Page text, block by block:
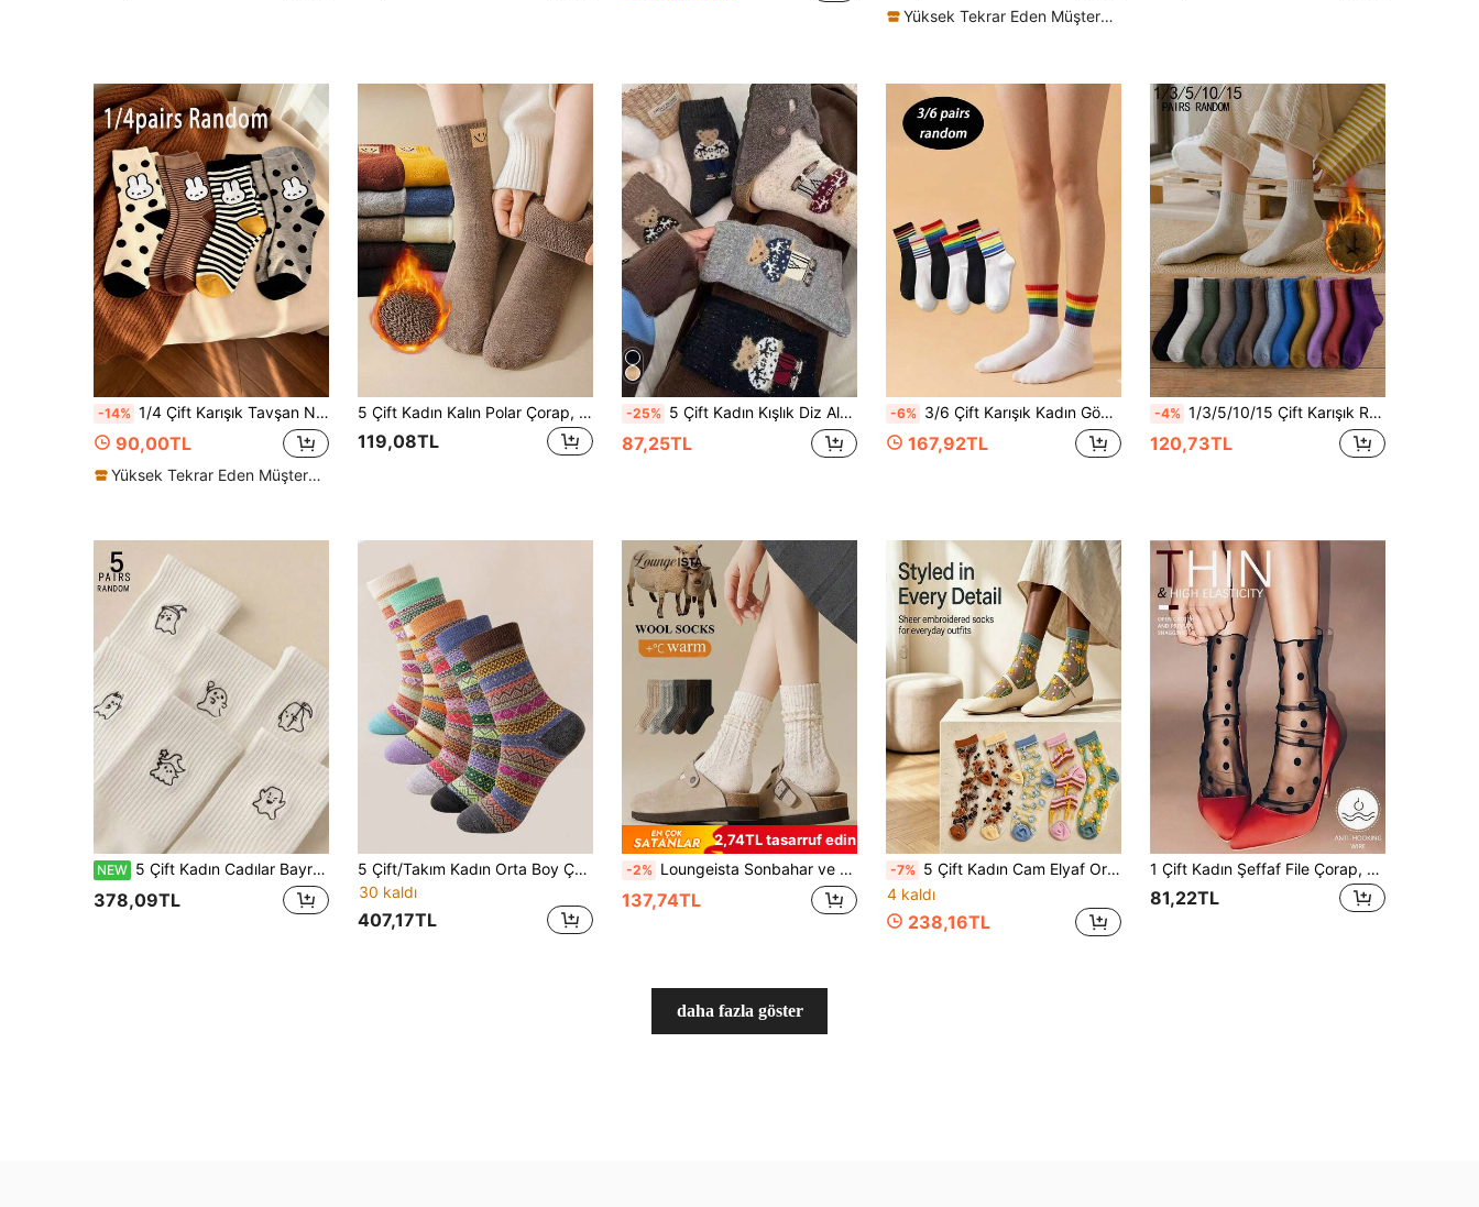
Yüksek Tekrar Eden Müşteriler
-14% 1/4 Çift Karışık Tavşan Nakışlı Orta Boy Çorap, Kadınlar İçin Puantiyeli ve Çizgili Karikatür Çorap, Çok Yönlü Ins Stili, Sonbahar/Kış
90,00TL
Yüksek Tekrar Eden Müşteriler
5 Çift Kadın Kalın Polar Çorap, Sıcak Kış Çorapları, Kalın Büyük Beden Polar Çoraplar, Rastgele Düz Renk, Geometrik Desen ve Yüz Deseni, Şık ve Rahat, Soğuk ve Kar Geçirmez, Sonbahar/Kış Günlük Giyim İçin Uygun, Noel Hediyesi
119,08TL
-25% 5 Çift Kadın Kışlık Diz Altı Çorap - Rahat ve Sıcak, Oyuncak Ayı ve Mantar Desenli Astar, Makinede Yıkanabilir, 5 Renk (Kahverengi/Gri/Siyah), Günlük ve Resmi Kullanıma Uygun, Sevimli Hayvan Desenli Tasarım, Sıcak ve Konforlu, Peluş Malzeme, Çorap Severler İçin Olmazsa Olmaz, 10 Çift/2 Çift Noel Hediyesi
87,25TL
-6% 3/6 Çift Karışık Kadın Gökkuşağı Desenli Fitilli Orta Boy Çorap, Günlük Renkli Çizgili, Siyah ve Beyaz Her Şeye Uyumlu Çok Amaçlı Çorap
167,92TL
-4% 1/3/5/10/15 Çift Karışık Renk Kadın Düz Renk Termal Astarlı Kalın Sıcak Tutan Havlu Orta Boy Çorap
120,73TL
NEW 5 Çift Kadın Cadılar Bayramı Orta Boy Çorap, Rastgele Cadı Şapkası, Şeytan, Tırpan, Sevimli Canavar Desenli, Günlük, Nefes Alabilen, Nem Emici, Beyaz
378,09TL
5 Çift/Takım Kadın Orta Boy Çorap, Her Mevsim Günlük Kullanıma Uygun, Şık Retro Stil Yün Çoraplar, Sonbahar
30 kaldı
407,17TL
2,74TL tasarruf edin
-2% Loungeista Sonbahar ve Kış Mevsimleri İçin 1/2/3/6 Çift Kadın Orta Boy Çorap, Sevimli Nokta Desenli Kadın Yığın Çoraplar, Sıcak Çoraplar, Çizmeli Çoraplar, Kalın Yün Çoraplar
137,74TL
-7% 5 Çift Kadın Cam Elyaf Orta Baldır Çorabı, Vintage 3D Pofuduk Kadifemsi Baskılı Desen Tasarımı, Yaratıcı Moda Kişiselleştirilmiş Kadın Çorabı, İlkbahar/Yaz Ultra İnce Nefes Alabilen Konforlu Nem Emici Ter Emici Çorap, Spor Günlük Sokak Stili Preppy Zarif Kadın Uzun Çorap, Günlük Çok Amaçlı Kullanım, Tatil Hediyesi ve Parti İçin Uygun
4 kaldı
238,16TL
1 Çift Kadın Şeffaf File Çorap, Klasik Puantiyeli Desenli Siyah İnce Çorap, Seçilmiş Hafif File Kumaştan Üretilmiştir, Retro Moda.
81,22TL
daha fazla göster